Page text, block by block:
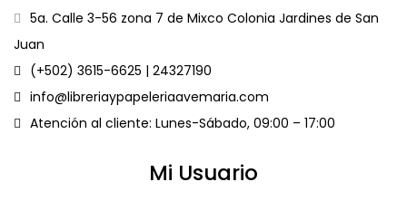
5a. Calle 3-56 zona 7 de Mixco Colonia Jardines de San
Juan
(+502) 3615-6625 | 24327190
info@libreriaypapeleriaavemaria.com
Atención al cliente: Lunes-Sábado, 09:00 – 17:00
Mi Usuario